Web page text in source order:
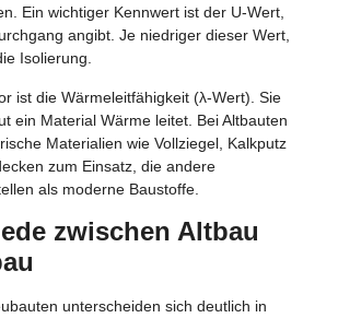
Ein wichtiger Kennwert ist der U-Wert,
angibt. Je niedriger dieser Wert,
Isolierung.
ist die Wärmeleitfähigkeit (λ-Wert). Sie
ein Material Wärme leitet. Bei Altbauten
Materialien wie Vollziegel, Kalkputz
zum Einsatz, die andere
als moderne Baustoffe.
zwischen Altbau
unterscheiden sich deutlich in